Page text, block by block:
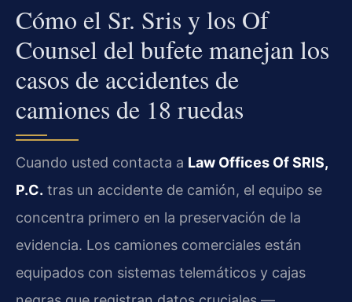
Cómo el Sr. Sris y los Of
Counsel del bufete manejan los
casos de accidentes de
camiones de 18 ruedas
Cuando usted contacta a Law Offices Of SRIS,
P.C. tras un accidente de camión, el equipo se
concentra primero en la preservación de la
evidencia. Los camiones comerciales están
equipados con sistemas telemáticos y cajas